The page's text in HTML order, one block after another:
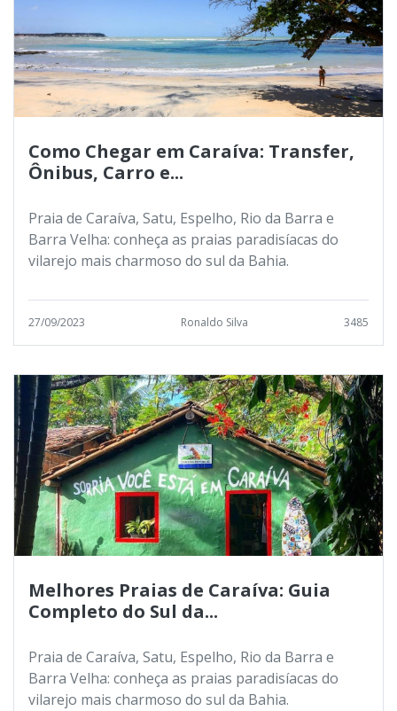
Como Chegar em Caraíva: Transfer,
Ônibus, Carro e...
Praia de Caraíva, Satu, Espelho, Rio da Barra e
Barra Velha: conheça as praias paradisíacas do
vilarejo mais charmoso do sul da Bahia.
27/09/2023 Ronaldo Silva 3485
Melhores Praias de Caraíva: Guia
Completo do Sul da...
Praia de Caraíva, Satu, Espelho, Rio da Barra e
Barra Velha: conheça as praias paradisíacas do
vilarejo mais charmoso do sul da Bahia.